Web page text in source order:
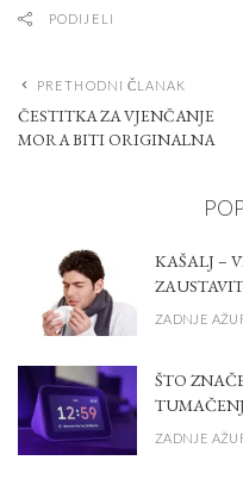
PODIJELI
PRETHODNI ČLANAK
ČESTITKA ZA VJENČANJE
MORA BITI ORIGINALNA
KAŠALJ –
ZADNJE
ŠTO
ZADNJE